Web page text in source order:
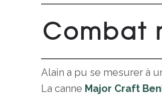
Combat
Alain a pu se mesurer à
La canne Major Craft